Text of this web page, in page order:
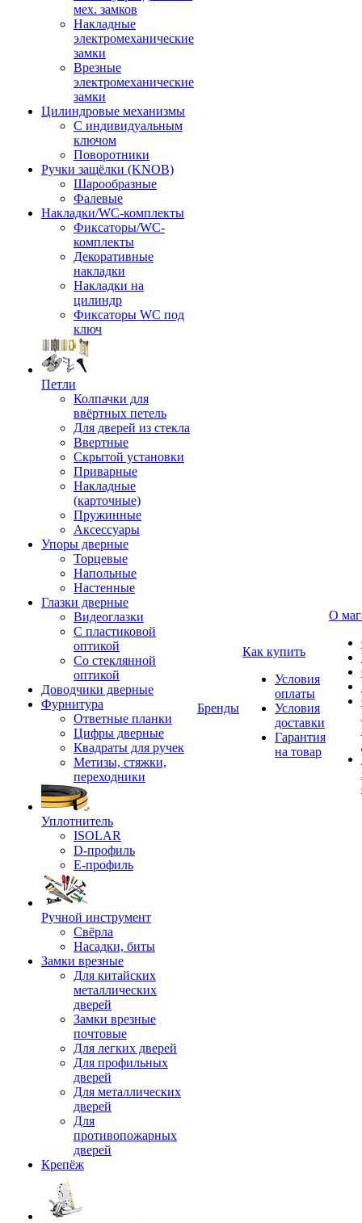
мех. замков
Накладные
электромеханические
замки
Врезные
электромеханические
замки
Цилиндровые механизмы
С индивидуальным
ключом
Поворотники
Ручки защёлки (KNOB)
Шарообразные
Фалевые
Накладки/WC-комплекты
Фиксаторы/WC-
комплекты
Декоративные
накладки
Накладки на
цилиндр
Фиксаторы WC под
ключ
Петли
Колпачки для
ввёртных петель
Для дверей из стекла
Ввертные
Скрытой установки
Приварные
Накладные
(карточные)
Пружинные
Аксессуары
Упоры дверные
Торцевые
Напольные
Настенные
Глазки дверные
Видеоглазки
С пластиковой
оптикой
Со стеклянной
оптикой
Доводчики дверные
Фурнитура
Ответные планки
Цифры дверные
Квадраты для ручек
Метизы, стяжки,
переходники
Уплотнитель
ISOLAR
D-профиль
Е-профиль
Ручной инструмент
Свёрла
Насадки, биты
Замки врезные
Для китайских
металлических
дверей
Замки врезные
почтовые
Для легких дверей
Для профильных
дверей
Для металлических
дверей
Для
противопожарных
дверей
Крепёж
Бренды
Как купить
Условия
оплаты
Условия
доставки
Гарантия
на товар
О